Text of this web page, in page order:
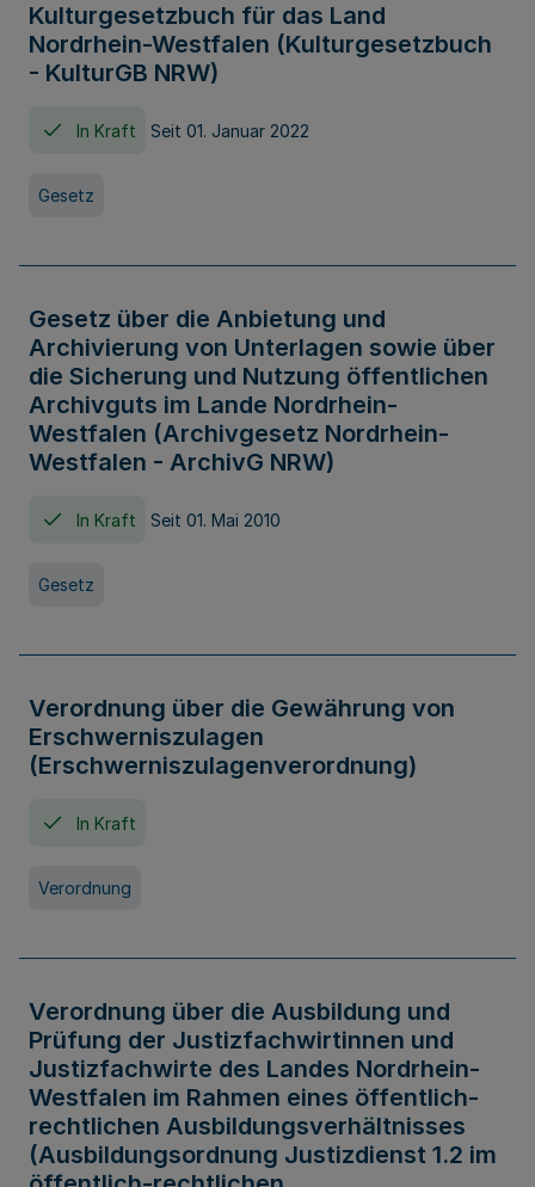
Kulturgesetzbuch für das Land
Nordrhein-Westfalen (Kulturgesetzbuch
- KulturGB NRW)
In Kraft Seit 01. Januar 2022
Gesetz
Gesetz über die Anbietung und
Archivierung von Unterlagen sowie über
die Sicherung und Nutzung öffentlichen
Archivguts im Lande Nordrhein-
Westfalen (Archivgesetz Nordrhein-
Westfalen - ArchivG NRW)
In Kraft Seit 01. Mai 2010
Gesetz
Verordnung über die Gewährung von
Erschwerniszulagen
(Erschwerniszulagenverordnung)
In Kraft
Verordnung
Verordnung über die Ausbildung und
Prüfung der Justizfachwirtinnen und
Justizfachwirte des Landes Nordrhein-
Westfalen im Rahmen eines öffentlich-
rechtlichen Ausbildungsverhältnisses
(Ausbildungsordnung Justizdienst 1.2 im